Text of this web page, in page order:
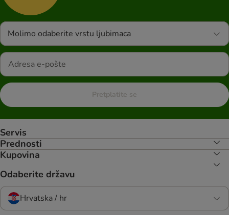
Molimo odaberite vrstu ljubimaca
Pretplatite se
Servis
Prednosti
Kupovina
Odaberite državu
Hrvatska / hr